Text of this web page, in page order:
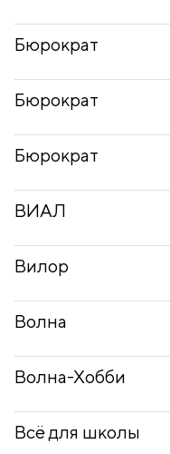
Бюрократ
Бюрократ
Бюрократ
ВИАЛ
Вилор
Волна
Волна-Хобби
Всё для школы